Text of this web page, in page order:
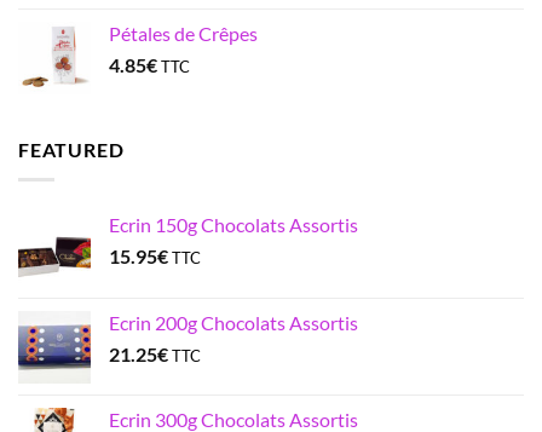
Pétales de Crêpes
4.85€TTC
FEATURED
Ecrin 150g Chocolats Assortis
15.95€TTC
Ecrin 200g Chocolats Assortis
21.25€TTC
Ecrin 300g Chocolats Assortis